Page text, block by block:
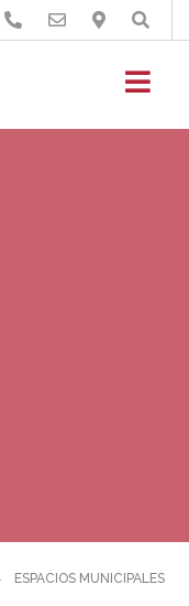
Buscar
ESPACIOS MUNICIPALES